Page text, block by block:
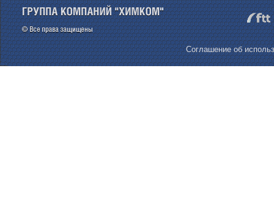
Соглашение об